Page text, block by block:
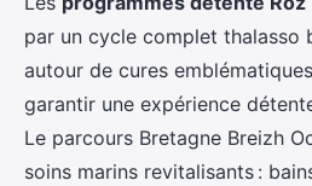
par un cycle complet thalasso
autour de cures
garantir une expérience
Le parcours Bretagne Breizh
soins marins revitalisants :